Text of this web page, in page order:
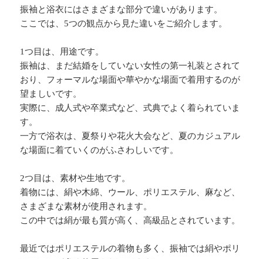
振袖と浴衣にはさまざまな部分で違いがあります。
ここでは、5つの観点から見た違いをご紹介します。
1つ目は、用途です。
振袖は、まだ結婚をしていない女性の第一礼装とされて
おり、フォーマルな場面や華やかな場面で着用するのが
望ましいです。
実際に、成人式や卒業式など、式典でよく着られていま
す。
一方で浴衣は、夏祭りや花火大会など、夏のカジュアル
な場面に着ていくのがふさわしいです。
2つ目は、素材や生地です。
着物には、絹や木綿、ウール、ポリエステル、麻など、
さまざまな素材が使用されます。
この中では絹が最も質が高く、高級品とされています。
最近ではポリエステルの着物も多く、振袖では絹やポリ